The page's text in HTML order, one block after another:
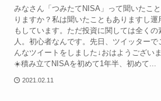
みなさん「つみたてNISA」って聞いたこ
りますか？私は聞いたこともありますし運
もしています。ただ投資に関しては全くの
人。初心者なんです。先日、ツイッターで
んなツイートをしました↓おはようござい
☀️積み立てNISAを初めて1年半、初めて...
2021.02.11